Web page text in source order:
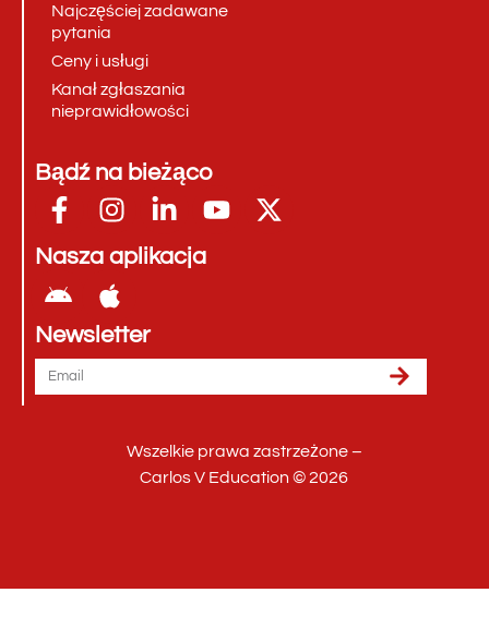
Najczęściej zadawane
pytania
Ceny i usługi
Kanał zgłaszania
nieprawidłowości
Bądź na bieżąco
Nasza aplikacja
Newsletter
Wszelkie prawa zastrzeżone –
Carlos V Education © 2026